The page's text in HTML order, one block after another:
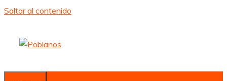
Saltar al contenido